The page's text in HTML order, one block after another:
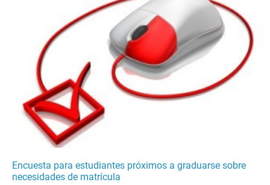
Encuesta para estudiantes próximos a graduarse sobre
necesidades de matrícula